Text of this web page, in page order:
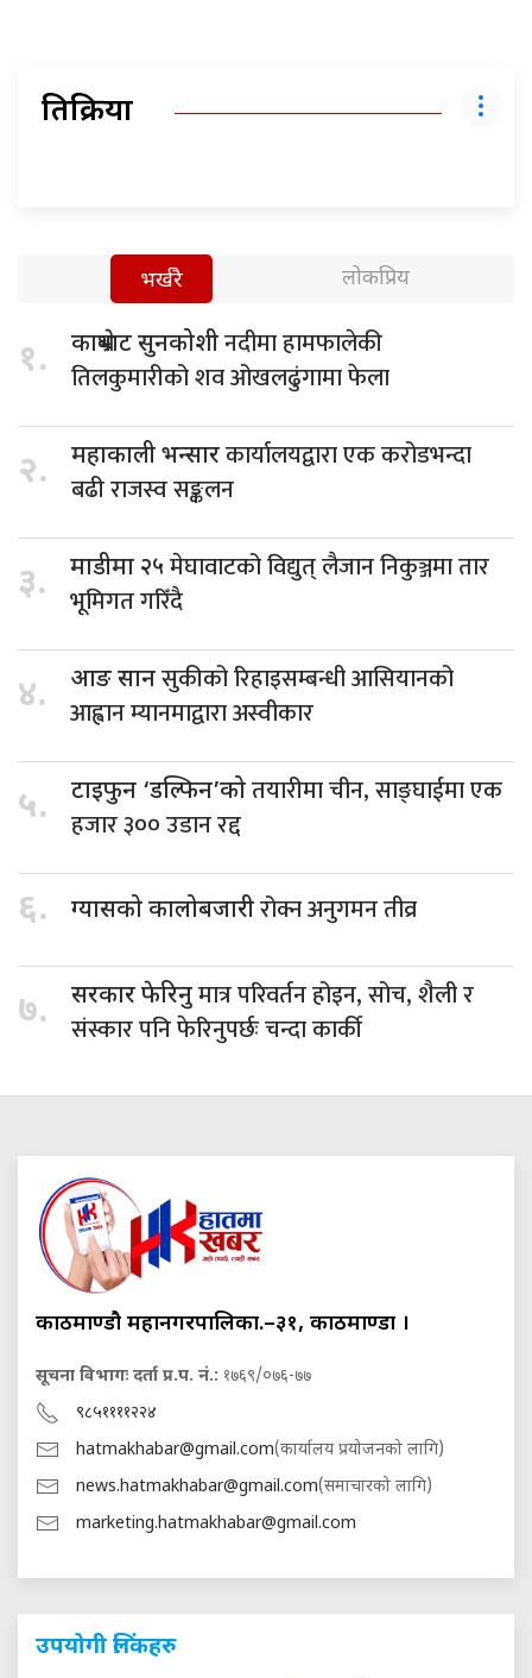
प्रतिक्रिया
भर्खरै लोकप्रिय
१. काभ्रेबाट सुनकोशीनदीमा हामफालेकी
तिलकुमारीको शव ओखलढुंगामा फेला
२. महाकाली भन्सारकार्यालयद्वारा एक करोडभन्दा
बढी राजस्व सङ्कलन
३. माडीमा २५ मेघावाटको विद्युत् लैजान निकुञ्जमा तार
भूमिगत गरिँदै
४. आङ सानसुकीको रिहाइसम्बन्धी आसियानको
आह्वान म्यानमाद्वारा अस्वीकार
५. टाइफुन ‘डल्फिन’कोतयारीमा चीन, साङ्घाईमा एक
हजार ३०० उडान रद्द
६. ग्यासको कालोबजारीरोक्न अनुगमन तीव्र
७. सरकार फेरिनुमात्र परिवर्तन होइन, सोच, शैली र
संस्कार पनि फेरिनुपर्छः चन्दा कार्की
काठमाण्डौ महानगरपालिका.–३१, काठमाण्डौं ।
सूचना विभागः दर्ता प्र.प. नं.: १७६९/०७६-७७
९८५११११२२४
hatmakhabar@gmail.com(कार्यालय प्रयोजनको लागि)
news.hatmakhabar@gmail.com(समाचारको लागि)
marketing.hatmakhabar@gmail.com
उपयोगी लिंकहरु